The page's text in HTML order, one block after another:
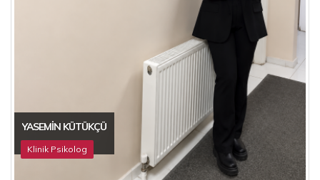
YASEMIN KÜTÜKÇÜ
Klinik Psikolog